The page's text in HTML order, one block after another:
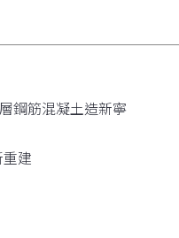
鋼筋混凝土造新寧
建